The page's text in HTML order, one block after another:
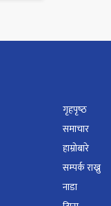
गृहपृष्‍ठ
समाचार
हाम्रोबारे
सम्पर्क राख्नु
नाडा